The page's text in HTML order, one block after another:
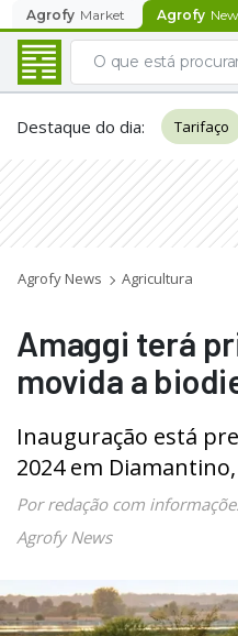
Agrofy Market Agrofy
Destaque do dia: Tarifaço
Agrofy News Agricultura
Amaggi terá
movida a
Inauguração está
2024 em
Por redação com
Agrofy News